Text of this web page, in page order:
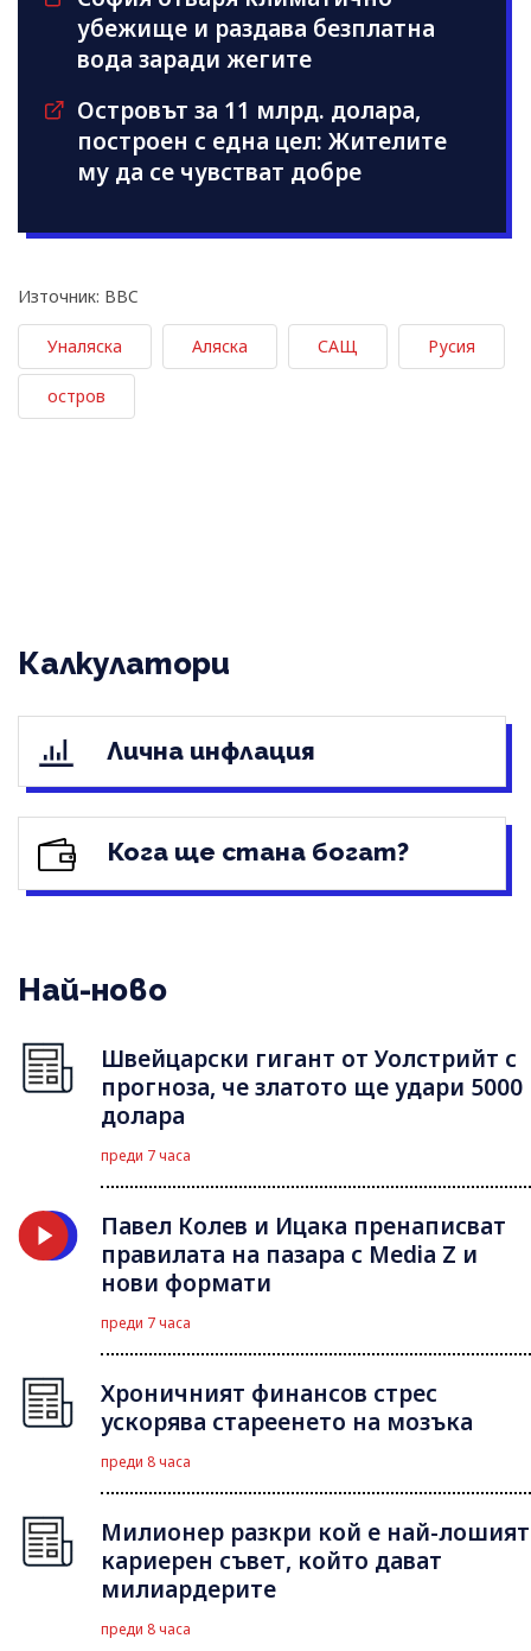
убежище и раздава безплатна
вода заради жегите
Островът за 11 млрд. долара,
построен с една цел: Жителите
му да се чувстват добре
Източник: BBC
Уналяска Аляска САЩ Русия
остров
Калкулатори
Лична инфлация
Кога ще стана богат?
Най-ново
Швейцарски гигант от Уолстрийт с
прогноза, че златото ще удари 5000
долара
преди 7 часа
Павел Колев и Ицака пренаписват
правилата на пазара с Media Z и
нови формати
преди 7 часа
Хроничният финансов стрес
ускорява стареенето на мозъка
преди 8 часа
Милионер разкри кой е най-лошият
кариерен съвет, който дават
милиардерите
преди 8 часа